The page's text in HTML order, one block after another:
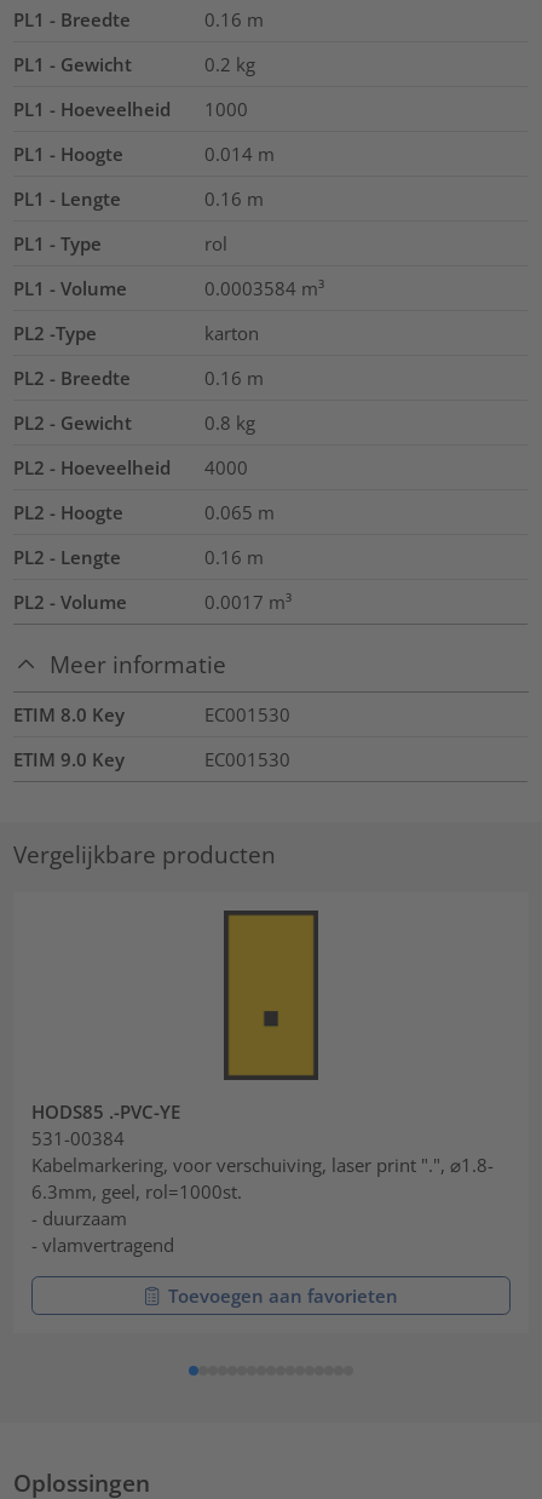
PL1 - Breedte 0.16 m
PL1 - Gewicht
0.2 kg
PL1 - Hoeveelheid
1000
PL1 - Hoogte
0.014 m
PL1 - Lengte
0.16 m
PL1 - Type
rol
PL1 - Volume
0.0003584 m³
PL2 -Type
karton
PL2 - Breedte
0.16 m
PL2 - Gewicht
0.8 kg
PL2 - Hoeveelheid
4000
PL2 - Hoogte
0.065 m
PL2 - Lengte
0.16 m
PL2 - Volume
0.0017 m³
Meer informatie
ETIM 8.0 Key
EC001530
ETIM 9.0 Key
EC001530
Vergelijkbare producten
HODS85 .-PVC-YE
531-00384
Kabelmarkering, voor verschuiving, laser print ".", ⌀1.8-
6.3mm, geel, rol=1000st.
- duurzaam
- vlamvertragend
Toevoegen aan favorieten
Oplossingen